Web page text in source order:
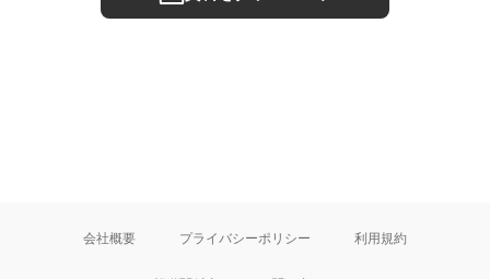
会社概要 プライバシーポリシー 利用規約